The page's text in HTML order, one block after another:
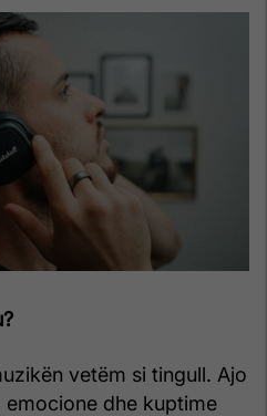
vetëm si tingull. Ajo
dhe kuptime